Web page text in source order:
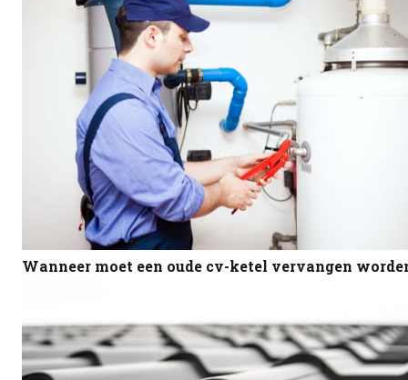
Wanneer moet een oude cv-ketel vervangen